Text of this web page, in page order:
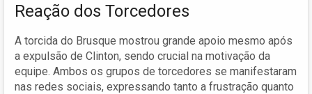
Reação dos Torcedores
A torcida do Brusque mostrou grande apoio mesmo após
a expulsão de Clinton, sendo crucial na motivação da
equipe. Ambos os grupos de torcedores se manifestaram
nas redes sociais, expressando tanto a frustração quanto